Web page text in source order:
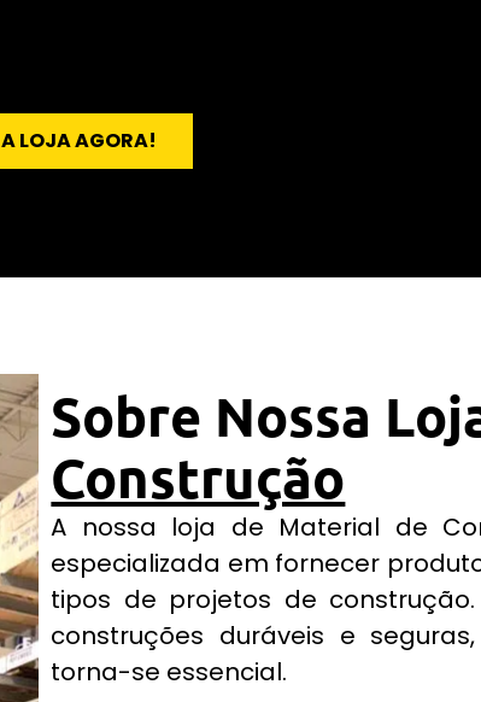
LOJA AGORA!
Sobre Nossa
Construção
A nossa loja de Material de
especializada em fornecer
tipos de projetos de
construções duráveis e
torna-se essencial.